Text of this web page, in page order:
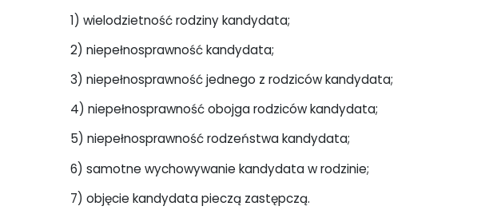
1) wielodzietność rodziny kandydata;
2) niepełnosprawność kandydata;
3) niepełnosprawność jednego z rodziców kandydata;
4) niepełnosprawność obojga rodziców kandydata;
5) niepełnosprawność rodzeństwa kandydata;
6) samotne wychowywanie kandydata w rodzinie;
7) objęcie kandydata pieczą zastępczą.